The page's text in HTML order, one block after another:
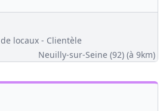
locaux - Clientèle
Neuilly-sur-Seine (92) (à 9km)